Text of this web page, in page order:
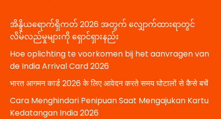
အိန္ဒိယရောက်ရှိကတ် 2026 အတွက် လျှောက်ထားရာတွင်
လိမ်လည်မှုများကို ရှောင်ရှားနည်း
Hoe oplichting te voorkomen bij het aanvragen van
de India Arrival Card 2026
भारत आगमन कार्ड 2026 के लिए आवेदन करते समय घोटालों से कैसे बचें
Cara Menghindari Penipuan Saat Mengajukan Kartu
Kedatangan India 2026